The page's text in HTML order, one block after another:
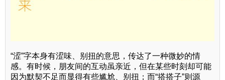
“涩”字本身有涩味、别扭的意思，传达了一种微妙的情
感。有时候，朋友间的互动虽亲近，但在某些时刻却可能
因为默契不足而显得有些尴尬、别扭；而“搭搭子”则源